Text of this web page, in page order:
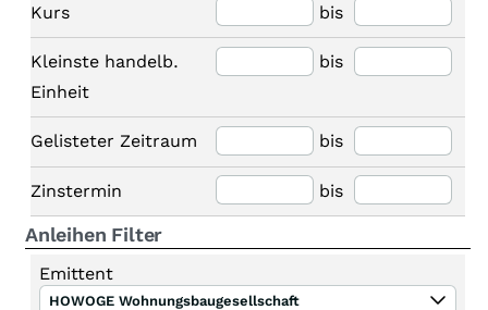
Kurs bis
Kleinste handelb.
Einheit
bis
Gelisteter Zeitraum bis
Zinstermin bis
Anleihen Filter
Emittent
HOWOGE Wohnungsbaugesellschaft